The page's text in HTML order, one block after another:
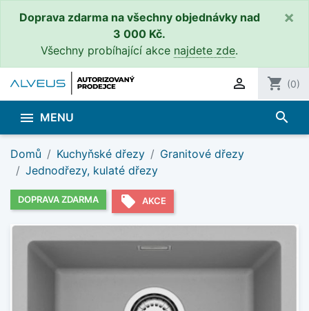
Doprava zdarma na všechny objednávky nad
3 000 Kč.
Všechny probíhající akce najdete zde.
×
 shopping_cart (0)
 MENU search
Domů Kuchyňské dřezy
Granitové dřezy
Jednodřezy, kulaté dřezy
DOPRAVA ZDARMA local_offer AKCE